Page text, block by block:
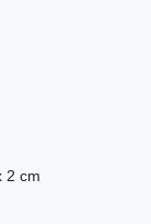
2 cm